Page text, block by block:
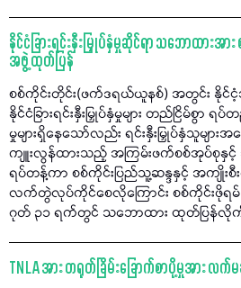
နိုင်ငံခြားရင်းနှီးမြှုပ်နှံမှုဆိုင်ရာ သဘောထားအာ
အဖွဲ့ ထုတ်ပြန်
စစ်ကိုင်းတိုင်း(ဖက်ဒရယ်ယူနစ်) အတွင်း နိုင်ငံ့အ
နိုင်ငံခြားရင်းနှီးမြှုပ်နှံမှုများ တည်ငြိမ်စွာ
မှုများရှိနေသော်လည်း ရင်းနှီးမြှုပ်နှံသူများအ
ကျူးလွန်ထားသည့် အကြမ်းဖက်စစ်အုပ်စုနှင့် အက
ရပ်တန့်ကာ စစ်ကိုင်းပြည်သူ့ဆန္ဒနှင့် အကျိုးစီ
လက်တွဲလုပ်ကိုင်စေလိုကြောင်း စစ်ကိုင်းဖိုရမ်
ဂုတ် ၃၁ ရက်တွင် သဘောထား ထုတ်ပြန်
TNLA အား တရုတ်ခြိမ်းခြောက်စာပို့မှုအား လက်